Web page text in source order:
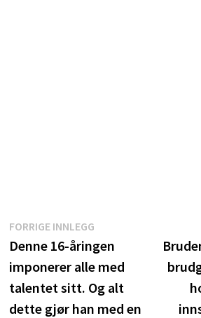
Innleggsnavigasjon
FORRIGE INNLEGGForrige
innlegg:
Denne 16-åringen
imponerer alle med
talentet sitt. Og alt
dette gjør han med en